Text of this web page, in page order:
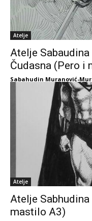
Atelje
Atelje
Čudasna (Pero i
Sabahudin Muranović-
Atelje
Atelje
mastilo A3)